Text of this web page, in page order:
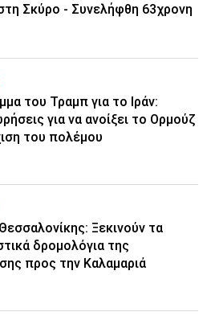
Σκύρο - Συνελήφθη 63χρονη
του Τραμπ για το Ιράν:
για να ανοίξει το Ορμούζ
του πολέμου
Ξεκινούν τα
δρομολόγια της
προς την Καλαμαριά